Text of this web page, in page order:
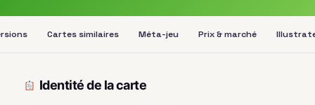
Cartes similaires Méta-jeu Prix & marché
Identité de la carte